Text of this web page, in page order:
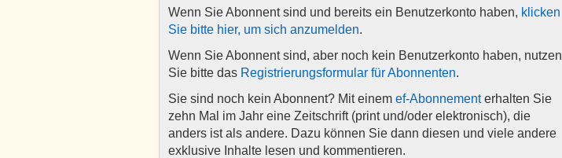
Wenn Sie Abonnent sind und bereits ein Benutzerkonto haben, klicken
Sie bitte hier, um sich anzumelden.
Wenn Sie Abonnent sind, aber noch kein Benutzerkonto haben, nutzen
Sie bitte das Registrierungsformular für Abonnenten.
Sie sind noch kein Abonnent? Mit einem ef-Abonnementerhalten Sie
zehn Mal im Jahr eine Zeitschrift (print und/oder elektronisch), die
anders ist als andere. Dazu können Sie dann diesen und viele andere
exklusive Inhalte lesen und kommentieren.